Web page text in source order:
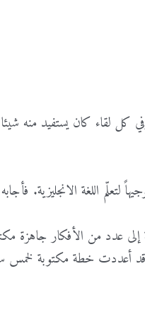
كل لقاء كان يستفيد منه شيئا
لتعلّم اللغة الانجليزية. فأجابه
إلى عدد من الأفكار جاهزة
أعددت خطة مكتوبة لخمس